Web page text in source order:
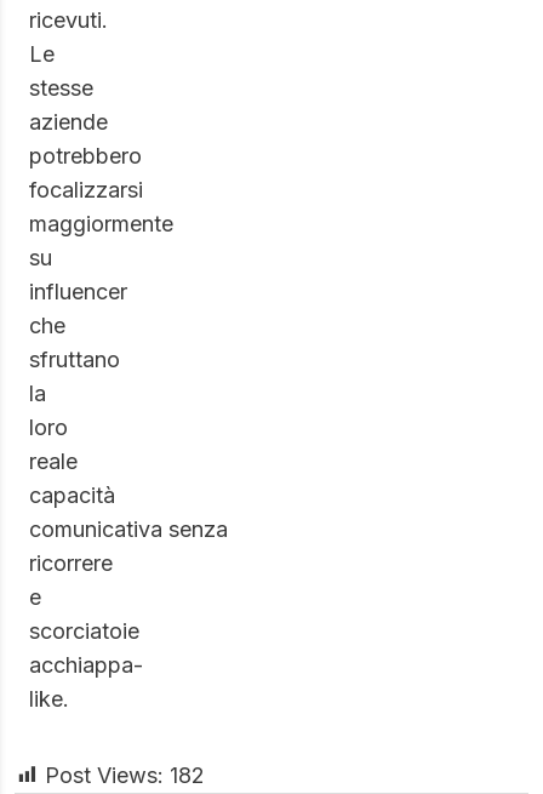
ricevuti.
Le
stesse
aziende
potrebbero
focalizzarsi
maggiormente
su
influencer
che
sfruttano
la
loro
reale
capacità
comunicativa senza
ricorrere
e
scorciatoie
acchiappa-
like.
Post Views: 182